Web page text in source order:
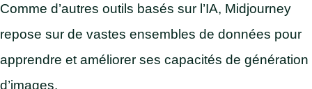
Comme d’autres outils basés sur l’IA, Midjourney
repose sur de vastes ensembles de données pour
apprendre et améliorer ses capacités de génération
d’images.